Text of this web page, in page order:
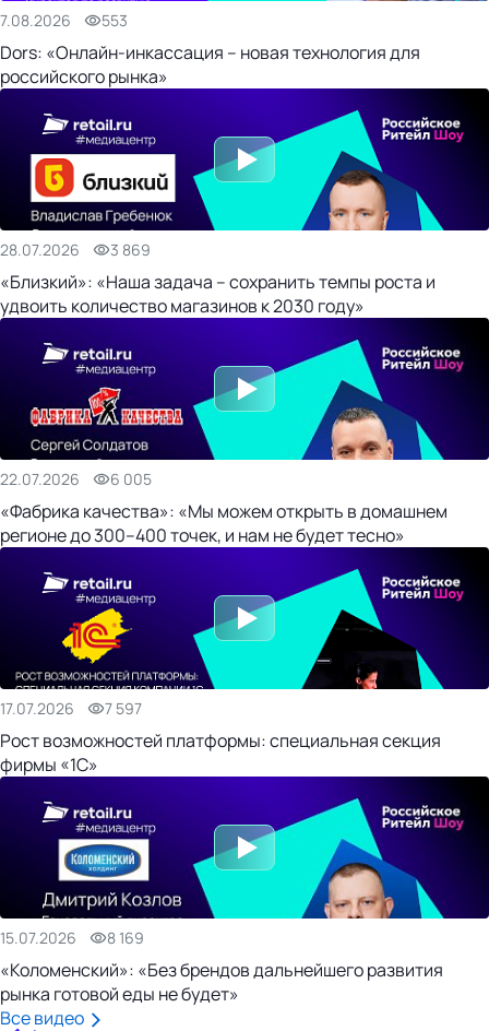
7.08.2026 553
Dors: «Онлайн-инкассация – новая технология для
российского рынка»
28.07.2026 3 869
«Близкий»: «Наша задача – сохранить темпы роста и
удвоить количество магазинов к 2030 году»
22.07.2026 6 005
«Фабрика качества»: «Мы можем открыть в домашнем
регионе до 300–400 точек, и нам не будет тесно»
17.07.2026 7 597
Рост возможностей платформы: специальная секция
фирмы «1С»
15.07.2026 8 169
«Коломенский»: «Без брендов дальнейшего развития
рынка готовой еды не будет»
Все видео